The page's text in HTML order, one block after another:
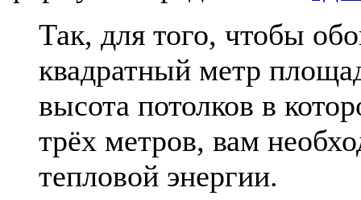
Так, для того, чтобы
квадратный метр
высота потолков в
трёх метров, вам
тепловой энергии.